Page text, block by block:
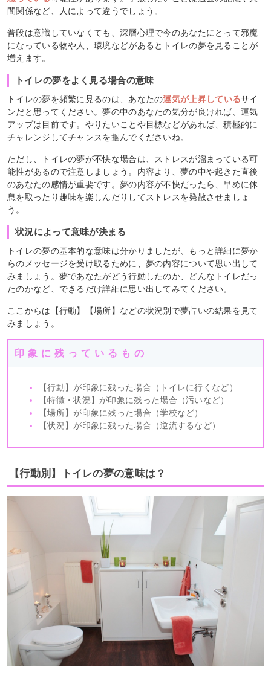
間関係など、人によって違うでしょう。
普段は意識していなくても、深層心理で今のあなたにとって邪魔
になっている物や人、環境などがあるとトイレの夢を見ることが
増えます。
トイレの夢をよく見る場合の意味
トイレの夢を頻繁に見るのは、あなたの運気が上昇しているサイ
ンだと思ってください。夢の中のあなたの気分が良ければ、運気
アップは目前です。やりたいことや目標などがあれば、積極的に
チャレンジしてチャンスを掴んでくださいね。
ただし、トイレの夢が不快な場合は、ストレスが溜まっている可
能性があるので注意しましょう。内容より、夢の中や起きた直後
のあなたの感情が重要です。夢の内容が不快だったら、早めに休
息を取ったり趣味を楽しんだりしてストレスを発散させましょ
う。
状況によって意味が決まる
トイレの夢の基本的な意味は分かりましたが、もっと詳細に夢か
らのメッセージを受け取るために、夢の内容について思い出して
みましょう。夢であなたがどう行動したのか、どんなトイレだっ
たのかなど、できるだけ詳細に思い出してみてください。
ここからは【行動】【場所】などの状況別で夢占いの結果を見て
みましょう。
印象に残っているもの
【行動】が印象に残った場合（トイレに行くなど）
【特徴・状況】が印象に残った場合（汚いなど）
【場所】が印象に残った場合（学校など）
【状況】が印象に残った場合（逆流するなど）
【行動別】トイレの夢の意味は？